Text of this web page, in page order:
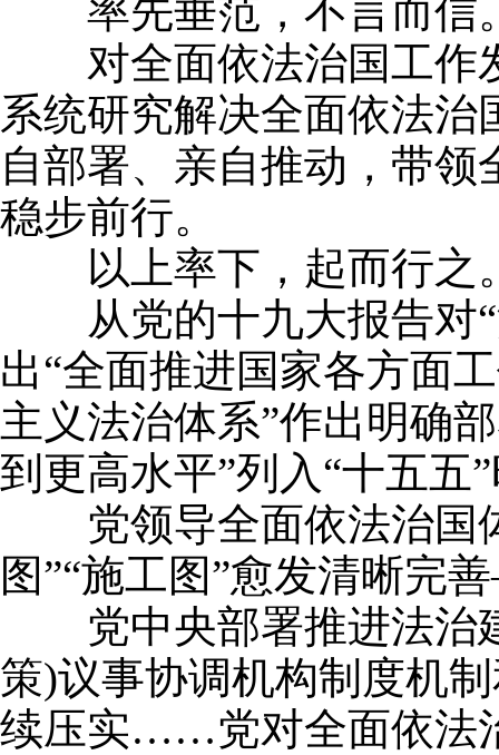
率先垂范，不言而信
对全面依法治国工作发
系统研究解决全面依法
自部署、亲自推动，带
稳步前行。
以上率下，起而行之
从党的十九大报告对“
出“全面推进国家各方面
主义法治体系”作出明确
到更高水平”列入“十五
党领导全面依法治国体
图”“施工图”愈发清晰完
党中央部署推进法治建
策)议事协调机构制度机
续压实……党对全面依法